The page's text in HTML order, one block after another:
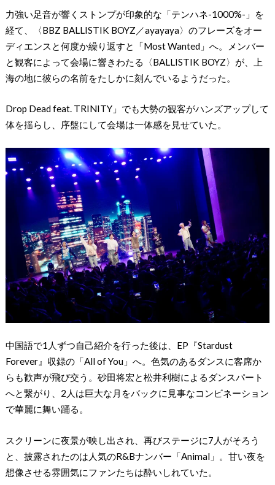
力強い足音が響くストンプが印象的な「テンハネ-1000%-」を
経て、〈BBZ BALLISTIK BOYZ／ayayaya〉のフレーズをオー
ディエンスと何度か繰り返すと「Most Wanted」へ。メンバー
と観客によって会場に響きわたる〈BALLISTIK BOYZ〉が、上
海の地に彼らの名前をたしかに刻んでいるようだった。
Drop Dead feat. TRINITY」でも大勢の観客がハンズアップして
体を揺らし、序盤にして会場は一体感を見せていた。
中国語で1人ずつ自己紹介を行った後は、EP『Stardust
Forever』収録の「All of You」へ。色気のあるダンスに客席か
らも歓声が飛び交う。砂田将宏と松井利樹によるダンスパート
へと繋がり、2人は巨大な月をバックに見事なコンビネーション
で華麗に舞い踊る。
スクリーンに夜景が映し出され、再びステージに7人がそろう
と、披露されたのは人気のR&Bナンバー「Animal」。甘い夜を
想像させる雰囲気にファンたちは酔いしれていた。